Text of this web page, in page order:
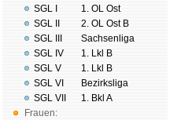
SGL I
SGL II
SGL III
SGL IV
SGL V
SGL VI
SGL VII
Frauen:
1. OL Ost
2. OL Ost B
Sachsenliga
1. Lkl B
1. Lkl B
Bezirksliga
1. Bkl A